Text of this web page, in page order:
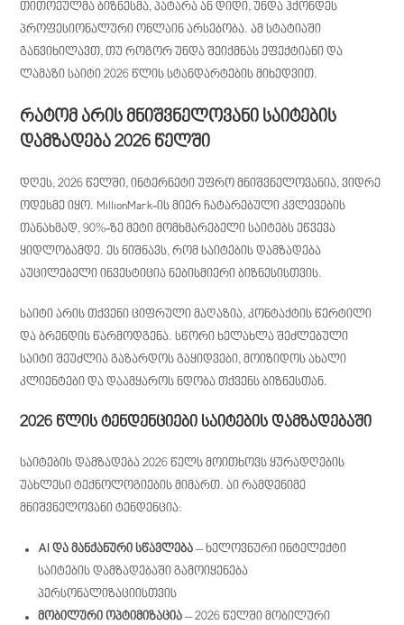
თითოეულმა ბიზნესმა, პატარა ან დიდი, უნდა ჰქონდეს
პროფესიონალური ონლაინ არსებობა. ამ სტატიაში
განვიხილავთ, თუ როგორ უნდა შეიქმნას ეფექტიანი და
ლამაზი საიტი 2026 წლის სტანდარტების მიხედვით.
რატომ არის მნიშვნელოვანი საიტების
დამზადება 2026 წელში
დღეს, 2026 წელში, ინტერნეტი უფრო მნიშვნელოვანია, ვიდრე
ოდესმე იყო. MillionMark-ის მიერ ჩატარებული კვლევების
თანახმად, 90%-ზე მეტი მომხმარებელი საიტებს ეწვევა
ყიდლობამდე. ეს ნიშნავს, რომ საიტების დამზადება
აუცილებელი ინვესტიცია ნებისმიერი ბიზნესისთვის.
საიტი არის თქვენი ციფრული მაღაზია, კონტაქტის წერტილი
და ბრენდის წარმოდგენა. სწორი ხელახლა შეძლებული
საიტი შეუძლია გაზარდოს გაყიდვები, მოიზიდოს ახალი
კლიენტები და დაამყაროს ნდობა თქვენს ბიზნესთან.
2026 წლის ტენდენციები საიტების დამზადებაში
საიტების დამზადება 2026 წელს მოითხოვს ყურადღების
უახლესი ტექნოლოგიების მიმართ. აი რამდენიმე
მნიშვნელოვანი ტენდენცია:
AI და მანქანური სწავლება – ხელოვნური ინტელექტი
საიტების დამზადებაში გამოიყენება
პერსონალიზაციისთვის
მობილური ოპტიმიზაცია – 2026 წელში მობილური